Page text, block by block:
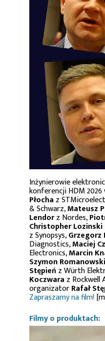
Inżynierowie
konferencji HDM
Płocha z
& Schwarz,Mateusz
Lendorz Nordes,
Christopher Lozinski
z Synopsys,
Diagnostics,Maciej
Electronics,Marcin
Szymon Romanowski
Stępień z Würth
Koczwara z
organizatorRafał
Zapraszamy na film!
Filmy o produktach: